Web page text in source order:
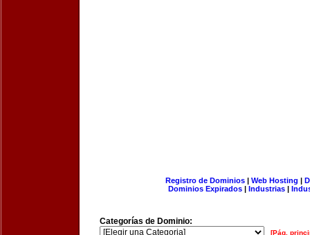
Registro de Dominios| Web Hosting |
Dominios Expirados | Industrias |
Categorías de Dominio:
[Pág.